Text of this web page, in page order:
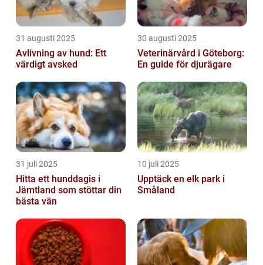
31 augusti 2025
Avlivning av hund: Ett
värdigt avsked
30 augusti 2025
Veterinärvård i Göteborg:
En guide för djurägare
31 juli 2025
Hitta ett hunddagis i
Jämtland som stöttar din
bästa vän
10 juli 2025
Upptäck en elk park i
Småland